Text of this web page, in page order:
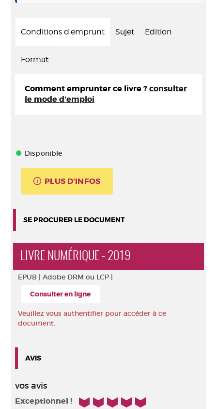
Conditions d'emprunt Sujet Edition
Format
Comment emprunter ce livre ? consulter
le mode d'emploi
Disponible
PLUS D'INFOS
SE PROCURER LE DOCUMENT
LIVRE NUMÉRIQUE - 2019
EPUB | Adobe DRM ou LCP |
Consulter en ligne
Veuillez vous authentifier pour accéder à ce
document.
AVIS
vos avis
Exceptionnel ! 5/5